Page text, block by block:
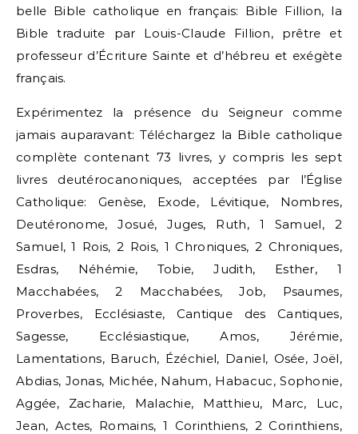
belle Bible catholique en français: Bible Fillion, la
Bible traduite par Louis-Claude Fillion, prêtre et
professeur d’Écriture Sainte et d’hébreu et exégète
français.
Expérimentez la présence du Seigneur comme
jamais auparavant: Téléchargez la Bible catholique
complète contenant 73 livres, y compris les sept
livres deutérocanoniques, acceptées par l’Église
Catholique: Genèse, Exode, Lévitique, Nombres,
Deutéronome, Josué, Juges, Ruth, 1 Samuel, 2
Samuel, 1 Rois, 2 Rois, 1 Chroniques, 2 Chroniques,
Esdras, Néhémie, Tobie, Judith, Esther, 1
Macchabées, 2 Macchabées, Job, Psaumes,
Proverbes, Ecclésiaste, Cantique des Cantiques,
Sagesse, Ecclésiastique, Amos, Jérémie,
Lamentations, Baruch, Ézéchiel, Daniel, Osée, Joël,
Abdias, Jonas, Michée, Nahum, Habacuc, Sophonie,
Aggée, Zacharie, Malachie, Matthieu, Marc, Luc,
Jean, Actes, Romains, 1 Corinthiens, 2 Corinthiens,